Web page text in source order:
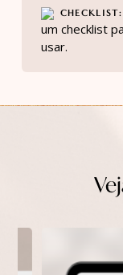
CHECKLIST
um checklist
usar.